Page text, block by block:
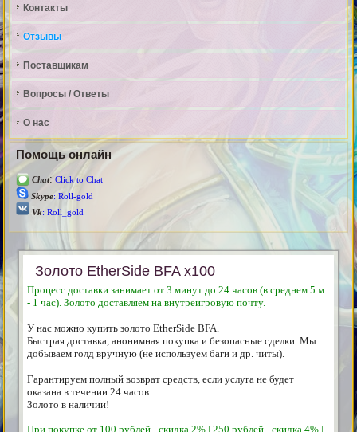
Контакты
Отзывы
Поставщикам
Вопросы / Ответы
О нас
Помощь онлайн
Chat: Click to Chat
Skype: Roll-gold
Vk: Roll_gold
Золото EtherSide BFA x100
Процесс доставки занимает от 3 минут до 24 часов (в среднем 5 м.
- 1 час). Золото доставляем на внутреигровую почту.
У нас можно купить золото EtherSide BFA.
Быстрая доставка, анонимная покупка и безопасные сделки. Мы
добываем голд вручную (не используем баги и др. читы).
Гарантируем полный возврат средств, если услуга не будет
оказана в течении 24 часов.
Золото в наличии!
При покупке от 100 рублей - скидка 2% | 250 рублей - скидка 4% |